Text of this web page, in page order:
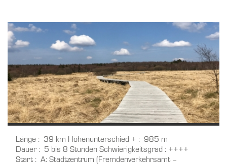
Länge 39 km Höhenunterschied +
985 m
Dauer
5 bis 8 StundenSchwierigkeitsgrad ++++
Start
A: Stadtzentrum (Fremdenverkehrsamt –